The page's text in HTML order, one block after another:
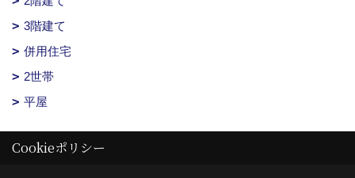
3階建て
併用住宅
2世帯
平屋
リフォーム
Cookieポリシー